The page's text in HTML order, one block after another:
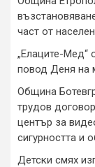
част от
„Елаците-Мед“
повод Деня на
Община
трудов
център за
сигурността и
Детски смях